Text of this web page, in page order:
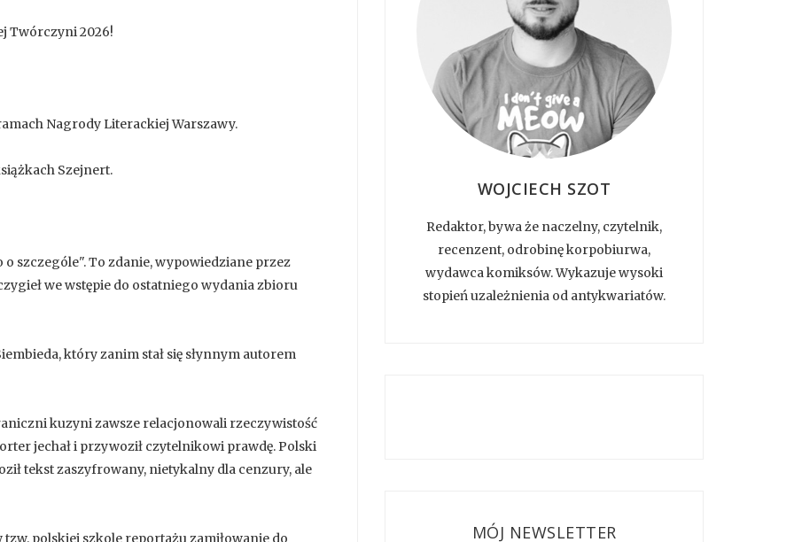
Twórczyni 2026!
Nagrody Literackiej Warszawy.
Szejnert.
szczególe". To zdanie, wypowiedziane przez
we wstępie do ostatniego wydania zbioru
który zanim stał się słynnym autorem
kuzyni zawsze relacjonowali rzeczywistość
jechał i przywoził czytelnikowi prawdę. Polski
tekst zaszyfrowany, nietykalny dla cenzury, ale
tzw. polskiej szkole reportażu zamiłowanie do
WOJCIECH SZOT
Redaktor, bywa że naczelny, czytelnik,
recenzent, odrobinę korpobiurwa,
wydawca komiksów. Wykazuje wysoki
stopień uzależnienia od antykwariatów.
MÓJ NEWSLETTER